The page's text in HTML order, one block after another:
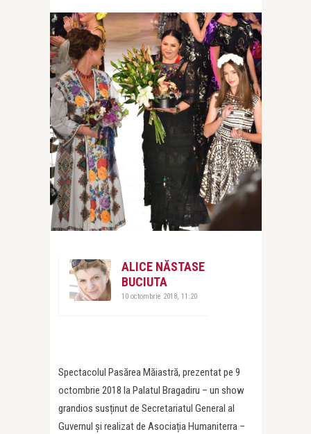
ALICE NĂSTASE
BUCIUTA
10 octombrie 2018, 11:20
Spectacolul Pasărea Măiastră, prezentat pe 9
octombrie 2018 la Palatul Bragadiru – un show
grandios susținut de Secretariatul General al
Guvernul și realizat de Asociația Humaniterra –